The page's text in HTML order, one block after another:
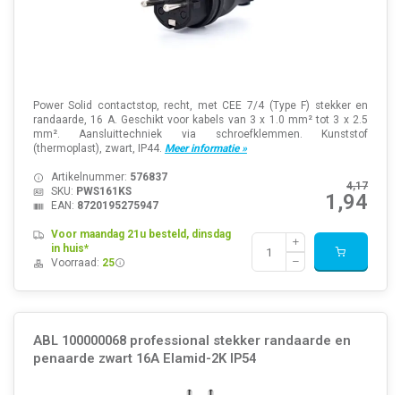
Power Solid contactstop, recht, met CEE 7/4 (Type F) stekker en
randaarde, 16 A. Geschikt voor kabels van 3 x 1.0 mm² tot 3 x 2.5
mm². Aansluittechniek via schroefklemmen. Kunststof
(thermoplast), zwart, IP44. Meer informatie »
4,17
1,94
Artikelnummer: 576837
SKU: PWS161KS
EAN: 8720195275947
Voor maandag 21u besteld, dinsdag
in huis*
Voorraad: 25
ABL 100000068 professional stekker randaarde en
penaarde zwart 16A Elamid-2K IP54